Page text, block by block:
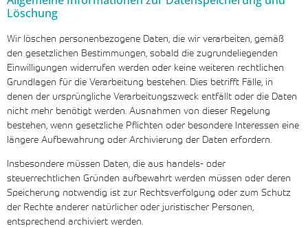
Löschung
Wir löschen personenbezogene Daten, die wir verarbeiten, gemäß
den gesetzlichen Bestimmungen, sobald die zugrundeliegenden
Einwilligungen widerrufen werden oder keine weiteren rechtlichen
Grundlagen für die Verarbeitung bestehen. Dies betrifft Fälle, in
denen der ursprüngliche Verarbeitungszweck entfällt oder die Daten
nicht mehr benötigt werden. Ausnahmen von dieser Regelung
bestehen, wenn gesetzliche Pflichten oder besondere Interessen eine
längere Aufbewahrung oder Archivierung der Daten erfordern.
Insbesondere müssen Daten, die aus handels- oder
steuerrechtlichen Gründen aufbewahrt werden müssen oder deren
Speicherung notwendig ist zur Rechtsverfolgung oder zum Schutz
der Rechte anderer natürlicher oder juristischer Personen,
entsprechend archiviert werden.